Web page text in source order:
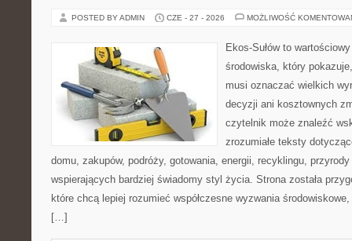
POSTED BY ADMIN CZE - 27 - 2026 MOŻLIWOŚĆ
Ekos-Sułów to
środowiska, który
musi oznaczać wielkich
decyzji ani kosztownych
czytelnik może znaleźć
zrozumiałe teksty
domu, zakupów, podróży, gotowania, energii, recyklingu,
wspierających bardziej świadomy styl życia. Strona została
które chcą lepiej rozumieć współczesne wyzwania
[…]